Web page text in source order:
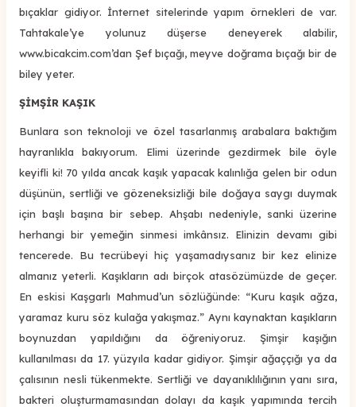
bıçaklar gidiyor. İnternet sitelerinde yapım örnekleri de var.
Tahtakale’ye yolunuz düşerse deneyerek alabilir,
www.bicakcim.com’dan Şef bıçağı, meyve doğrama bıçağı bir de
biley yeter.
ŞİMŞİR KAŞIK
Bunlara son teknoloji ve özel tasarlanmış arabalara baktığım
hayranlıkla bakıyorum. Elimi üzerinde gezdirmek bile öyle
keyifli ki! 70 yılda ancak kaşık yapacak kalınlığa gelen bir odun
düşünün, sertliği ve gözeneksizliği bile doğaya saygı duymak
için başlı başına bir sebep. Ahşabı nedeniyle, sanki üzerine
herhangi bir yemeğin sinmesi imkânsız. Elinizin devamı gibi
tencerede. Bu tecrübeyi hiç yaşamadıysanız bir kez elinize
almanız yeterli. Kaşıkların adı birçok atasözümüzde de geçer.
En eskisi Kaşgarlı Mahmud’un sözlüğünde: “Kuru kaşık ağza,
yaramaz kuru söz kulağa yakışmaz.” Aynı kaynaktan kaşıkların
boynuzdan yapıldığını da öğreniyoruz. Şimşir kaşığın
kullanılması da 17. yüzyıla kadar gidiyor. Şimşir ağaççığı ya da
çalısının nesli tükenmekte. Sertliği ve dayanıklılığının yanı sıra,
bakteri oluşturmamasından dolayı da kaşık yapımında tercih